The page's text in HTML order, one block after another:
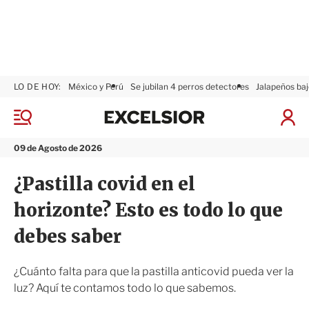
M
n
09 de Agosto de 2026
LO DE HOY: México y Perú Se jubilan 4 perros detectores Jalapeños
I
ó
n
x
o
r
¿Pastilla covid en el
horizonte? Esto es todo lo que
debes saber
¿Cuánto falta para que la pastilla anticovid pueda ver la
luz? Aquí te contamos todo lo que sabemos.